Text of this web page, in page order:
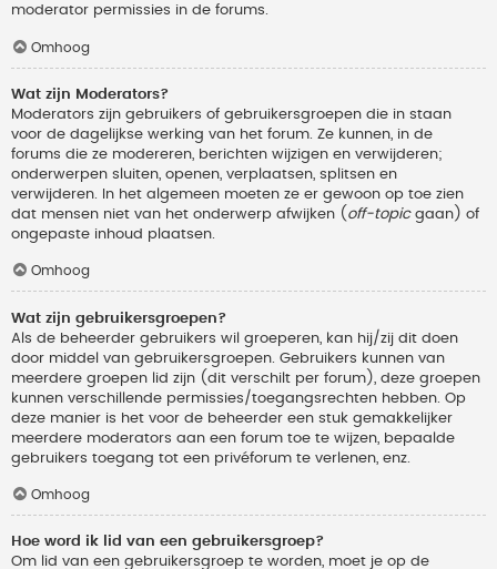
moderator permissies in de forums.
Omhoog
Wat zijn Moderators?
Moderators zijn gebruikers of gebruikersgroepen die in staan
voor de dagelijkse werking van het forum. Ze kunnen, in de
forums die ze modereren, berichten wijzigen en verwijderen;
onderwerpen sluiten, openen, verplaatsen, splitsen en
verwijderen. In het algemeen moeten ze er gewoon op toe zien
dat mensen niet van het onderwerp afwijken ( off-topicgaan) of
ongepaste inhoud plaatsen.
Omhoog
Wat zijn gebruikersgroepen?
Als de beheerder gebruikers wil groeperen, kan hij/zij dit doen
door middel van gebruikersgroepen. Gebruikers kunnen van
meerdere groepen lid zijn (dit verschilt per forum), deze groepen
kunnen verschillende permissies/toegangsrechten hebben. Op
deze manier is het voor de beheerder een stuk gemakkelijker
meerdere moderators aan een forum toe te wijzen, bepaalde
gebruikers toegang tot een privéforum te verlenen, enz.
Omhoog
Hoe word ik lid van een gebruikersgroep?
Om lid van een gebruikersgroep te worden, moet je op de